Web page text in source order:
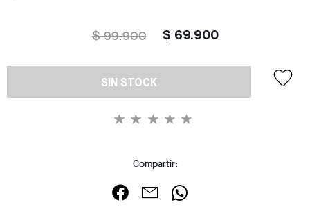
$ 99.900 $ 69.900
SIN STOCK
Compartir: